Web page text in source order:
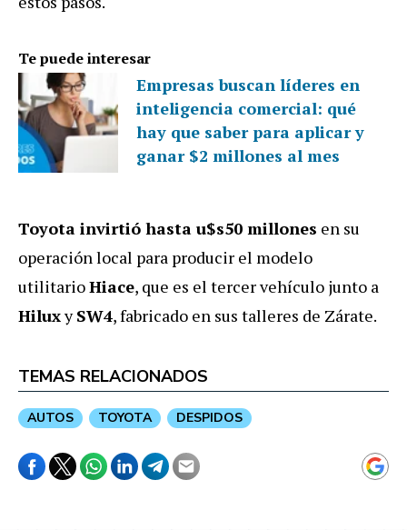
Te puede interesar
Empresas buscan líderes en
inteligencia comercial: qué
hay que saber para aplicar y
ganar $2 millones al mes
Toyota invirtió hasta u$s50 millones en su
operación local para producir el modelo
utilitarioHiace, que es el tercer vehículo junto a
HiluxySW4, fabricado en sus talleres de Zárate.
TEMAS RELACIONADOS
AUTOS TOYOTA DESPIDOS